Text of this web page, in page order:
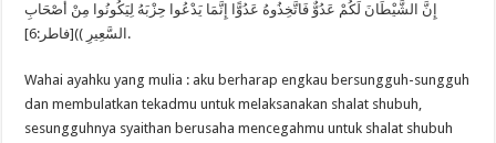
إِنَّ الشَّيْطَانَ لَكُمْ عَدُوٌّ فَاتَّخِذُوهُ عَدُوًّا إِنَّمَا يَدْعُوا حِزْبَهُ لِيَكُونُوا مِنْ أَصْحَابِ
السَّعِيرِ ))[فاطر:6].
Wahai ayahku yang mulia : aku berharap engkau bersungguh-sungguh
dan membulatkan tekadmu untuk melaksanakan shalat shubuh,
sesungguhnya syaithan berusaha mencegahmu untuk shalat shubuh